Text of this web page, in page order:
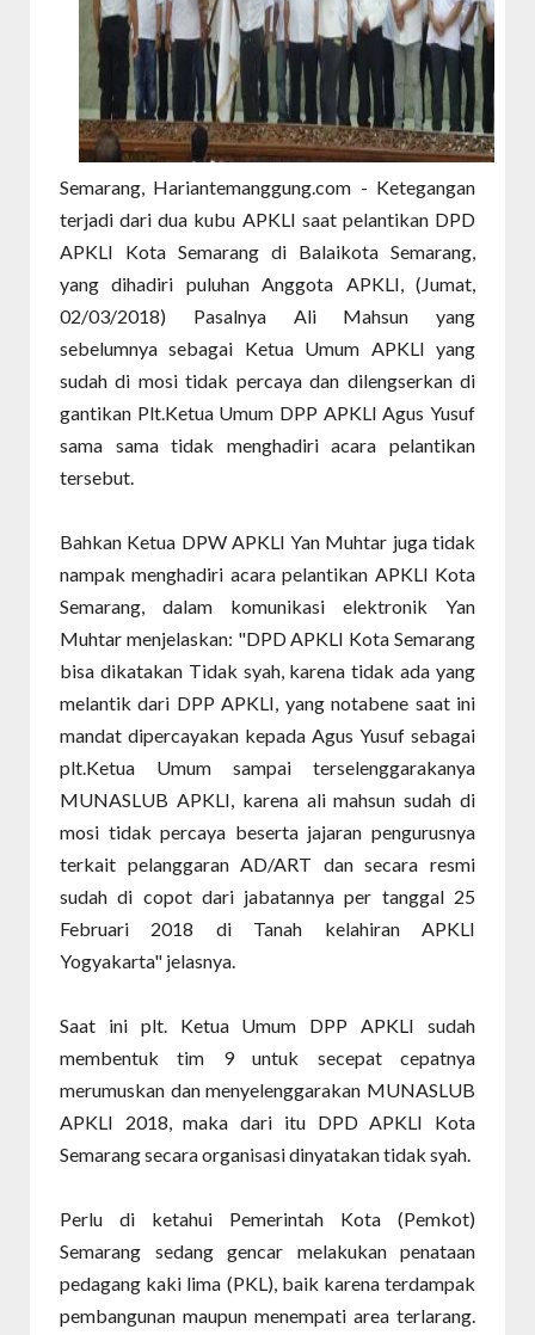
Semarang, Hariantemanggung.com - Ketegangan
terjadi dari dua kubu APKLI saat pelantikan DPD
APKLI Kota Semarang di Balaikota Semarang,
yang dihadiri puluhan Anggota APKLI, (Jumat,
02/03/2018) Pasalnya Ali Mahsun yang
sebelumnya sebagai Ketua Umum APKLI yang
sudah di mosi tidak percaya dan dilengserkan di
gantikan Plt.Ketua Umum DPP APKLI Agus Yusuf
sama sama tidak menghadiri acara pelantikan
tersebut.
Bahkan Ketua DPW APKLI Yan Muhtar juga tidak
nampak menghadiri acara pelantikan APKLI Kota
Semarang, dalam komunikasi elektronik Yan
Muhtar menjelaskan: "DPD APKLI Kota Semarang
bisa dikatakan Tidak syah, karena tidak ada yang
melantik dari DPP APKLI, yang notabene saat ini
mandat dipercayakan kepada Agus Yusuf sebagai
plt.Ketua Umum sampai terselenggarakanya
MUNASLUB APKLI, karena ali mahsun sudah di
mosi tidak percaya beserta jajaran pengurusnya
terkait pelanggaran AD/ART dan secara resmi
sudah di copot dari jabatannya per tanggal 25
Februari 2018 di Tanah kelahiran APKLI
Yogyakarta" jelasnya.
Saat ini plt. Ketua Umum DPP APKLI sudah
membentuk tim 9 untuk secepat cepatnya
merumuskan dan menyelenggarakan MUNASLUB
APKLI 2018, maka dari itu DPD APKLI Kota
Semarang secara organisasi dinyatakan tidak syah.
Perlu di ketahui Pemerintah Kota (Pemkot)
Semarang sedang gencar melakukan penataan
pedagang kaki lima (PKL), baik karena terdampak
pembangunan maupun menempati area terlarang.